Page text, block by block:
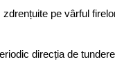
zdrențuite pe vârful
direcția de